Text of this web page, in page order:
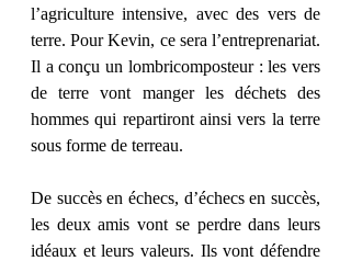
l’agriculture intensive, avec des vers de
terre. Pour Kevin, ce sera l’entreprenariat.
Il a conçu un lombricomposteur : les vers
de terre vont manger les déchets des
hommes qui repartiront ainsi vers la terre
sous forme de terreau.
De succès en échecs, d’échecs en succès,
les deux amis vont se perdre dans leurs
idéaux et leurs valeurs. Ils vont défendre